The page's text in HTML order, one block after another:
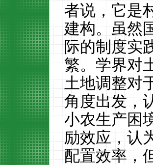
者说，它是
建构。虽然
际的制度实
繁。学界对
土地调整对
角度出发，
小农生产困
励效应，认
配置效率，